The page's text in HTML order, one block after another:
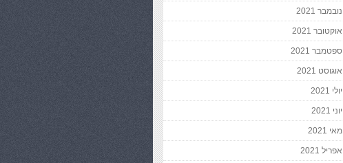
נובמבר 2021
אוקטובר 2021
ספטמבר 2021
אוגוסט 2021
יולי 2021
יוני 2021
מאי 2021
אפריל 2021